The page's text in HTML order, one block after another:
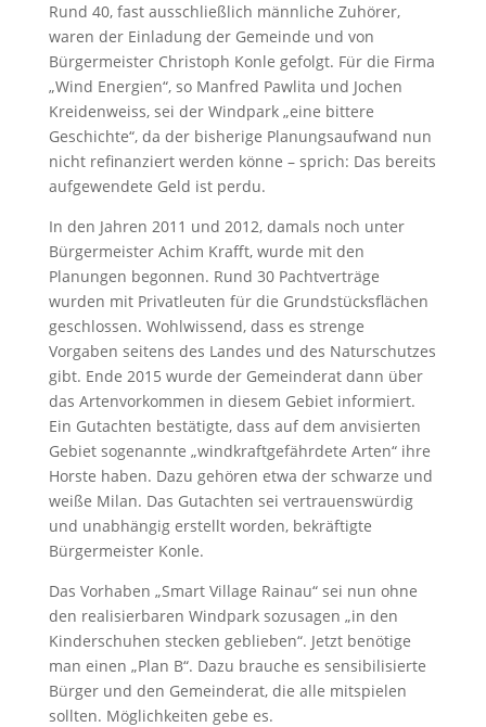
Rund 40, fast ausschließlich männliche Zuhörer,
waren der Einladung der Gemeinde und von
Bürgermeister Christoph Konle gefolgt. Für die Firma
„Wind Energien“, so Manfred Pawlita und Jochen
Kreidenweiss, sei der Windpark „eine bittere
Geschichte“, da der bisherige Planungsaufwand nun
nicht refinanziert werden könne – sprich: Das bereits
aufgewendete Geld ist perdu.
In den Jahren 2011 und 2012, damals noch unter
Bürgermeister Achim Krafft, wurde mit den
Planungen begonnen. Rund 30 Pachtverträge
wurden mit Privatleuten für die Grundstücksflächen
geschlossen. Wohlwissend, dass es strenge
Vorgaben seitens des Landes und des Naturschutzes
gibt. Ende 2015 wurde der Gemeinderat dann über
das Artenvorkommen in diesem Gebiet informiert.
Ein Gutachten bestätigte, dass auf dem anvisierten
Gebiet sogenannte „windkraftgefährdete Arten“ ihre
Horste haben. Dazu gehören etwa der schwarze und
weiße Milan. Das Gutachten sei vertrauenswürdig
und unabhängig erstellt worden, bekräftigte
Bürgermeister Konle.
Das Vorhaben „Smart Village Rainau“ sei nun ohne
den realisierbaren Windpark sozusagen „in den
Kinderschuhen stecken geblieben“. Jetzt benötige
man einen „Plan B“. Dazu brauche es sensibilisierte
Bürger und den Gemeinderat, die alle mitspielen
sollten. Möglichkeiten gebe es.